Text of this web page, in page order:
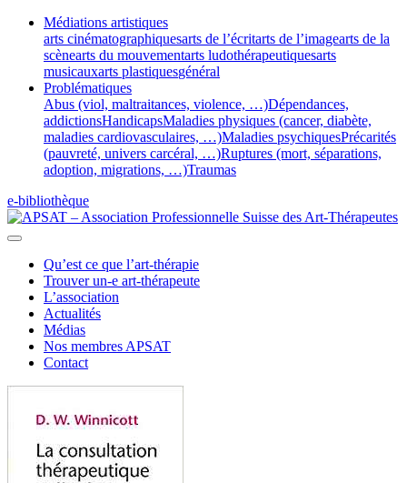
Médiations artistiques
arts cinématographiquesarts de l’écritarts de l’imagearts de la
scènearts du mouvementarts ludothérapeutiquesarts
musicauxarts plastiquesgénéral
Problématiques
Abus (viol, maltraitances, violence, …)Dépendances,
addictionsHandicapsMaladies physiques (cancer, diabète,
maladies cardiovasculaires, …)Maladies psychiquesPrécarités
(pauvreté, univers carcéral, …)Ruptures (mort, séparations,
adoption, migrations, …)Traumas
e-bibliothèque
Qu’est ce que l’art-thérapie
Trouver un-e art-thérapeute
L’association
Actualités
Médias
Nos membres APSAT
Contact